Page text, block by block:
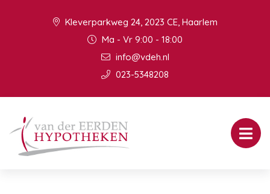
Kleverparkweg 24, 2023 CE, Haarlem
Ma - Vr 9:00 - 18:00
info@vdeh.nl
023-5348208